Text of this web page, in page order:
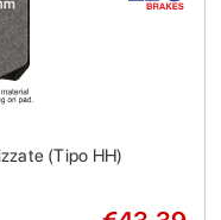
(Tipo HH)